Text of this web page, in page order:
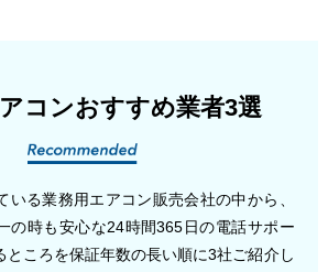
コンおすすめ業者3選
いる業務用エアコン販売会社の中から、
の時も安心な24時間365日の電話サポー
ところを保証年数の長い順に3社ご紹介し